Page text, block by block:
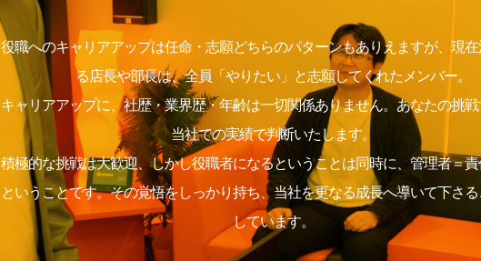
役職へのキャリアアップは任命・志願どちらのパターンもありえますが、現
る店長や部長は、全員「やりたい」と志願してくれたメンバー。
キャリアアップに、社歴・業界歴・年齢は一切関係ありません。あなたの挑戦
当社での実績で判断いたします。
積極的な挑戦は大歓迎、しかし役職者になるということは同時に、管理者＝
ということです。その覚悟をしっかり持ち、当社を更なる成長へ導いて下さ
しています。